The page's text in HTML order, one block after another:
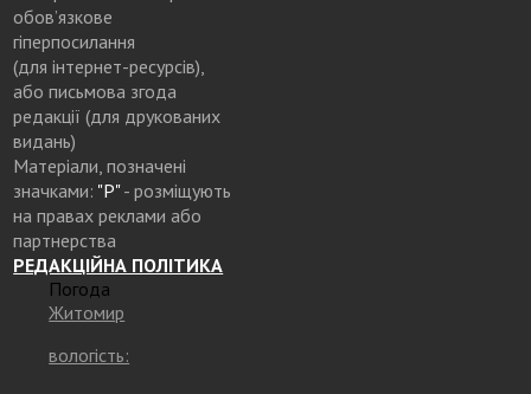
обов’язкове
гіперпосилання
(для інтернет-ресурсів),
або письмова згода
редакції (для друкованих
видань)
Матеріали, позначені
значками: "Р"- розміщують
на правах реклами або
партнерства
РЕДАКЦІЙНА ПОЛІТИКА
Погода
Житомир
вологість: